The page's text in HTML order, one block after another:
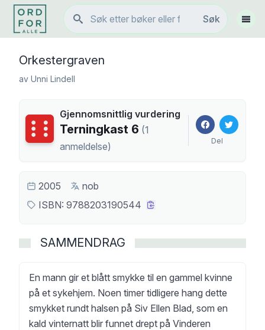
Søk
Søk
Vis
Orkestergraven
av Unni Lindell
Terningkast
Gjennomsnittlig vurdering
Terningkast 6 (1
anmeldelse) Del
2005
nob
ISBN: 9788203190544
SAMMENDRAG
En mann gir et blått smykke til en gammel kvinne
på et sykehjem. Noen timer tidligere hang dette
smykket rundt halsen på Siv Ellen Blad, som en
kald vinternatt blir funnet drept på Vinderen